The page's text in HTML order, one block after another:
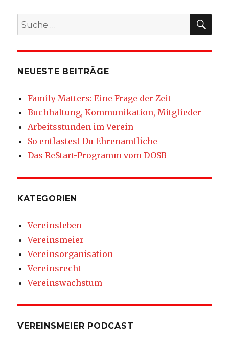
Suche
nach:
NEUESTE BEITRÄGE
Family Matters: Eine Frage der Zeit
Buchhaltung, Kommunikation, Mitglieder
Arbeitsstunden im Verein
So entlastest Du Ehrenamtliche
Das ReStart-Programm vom DOSB
KATEGORIEN
Vereinsleben
Vereinsmeier
Vereinsorganisation
Vereinsrecht
Vereinswachstum
VEREINSMEIER PODCAST